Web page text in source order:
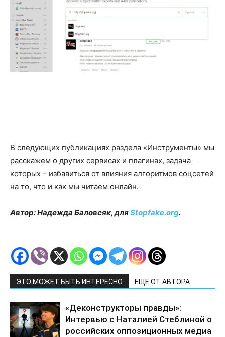
В следующих публикациях раздела «Инструменты» мы
расскажем о других сервисах и плагинах, задача
которых – избавиться от влияния алгоритмов соцсетей
на то, что и как мы читаем онлайн.
Автор: Надежда Баловсяк, дляStopfake.org.
ЭТО МОЖЕТ БЫТЬ ИНТЕРЕСНО ЕЩЕ ОТ АВТОРА
«Деконструкторы правды»:
Интервью с Наталией Стеблиной о
российских оппозиционных медиа